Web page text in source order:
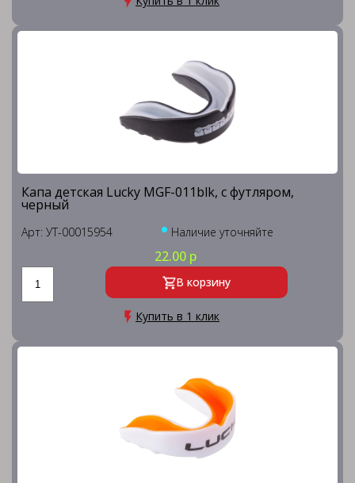
Капа детская Lucky MGF-011blk, с футляром,
черный
Арт: УТ-00015954 Наличие уточняйте
22.00 р
В корзину
Купить в 1 клик